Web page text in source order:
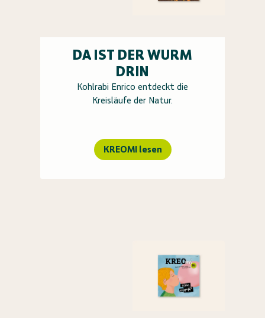
DA IST DER WURM
DRIN
Kohlrabi Enrico entdeckt die
Kreisläufe der Natur.
KREOMI lesen